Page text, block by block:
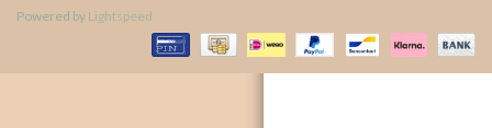
Powered by Lightspeed